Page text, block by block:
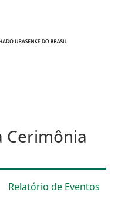
Cerimônia
Relatório de Eventos